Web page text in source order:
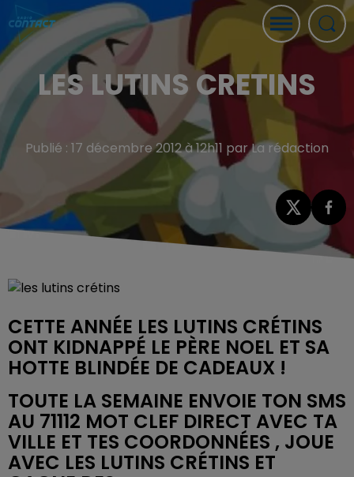
LES LUTINS CRETINS
Publié : 17 décembre 2012 à 12h11 par La rédaction
CETTE ANNÉE LES LUTINS CRÉTINS
ONT KIDNAPPÉ LE PÈRE NOEL ET SA
HOTTE BLINDÉE DE CADEAUX !
TOUTE LA SEMAINE ENVOIE TON SMS
AU 71112 MOT CLEF DIRECT AVEC TA
VILLE ET TES COORDONNÉES , JOUE
AVEC LES LUTINS CRÉTINS ET